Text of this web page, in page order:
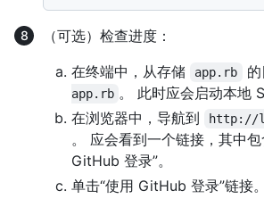
（可选）检查进度：
在终端中，从存储
app.rb
app.rb 。 此时应会启动本地
在浏览器中，导航到
http://
。 应会看到一个链接，其中包
GitHub 登录”。
单击“使用 GitHub 登录”链接。